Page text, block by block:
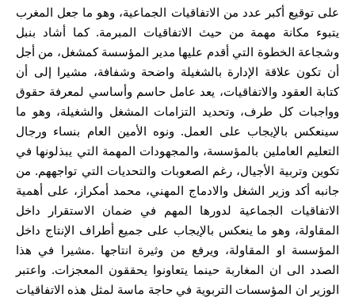
على توقيع أكبر عدد من الاتفاقيات الجماعية، وهو ما جعل المغرب
يتبوء مكانة مهمة من حيث الاتفاقيات المبرمة. كما أشاد بنبل
وشجاعة الخطوة التي أقدم عليها مدير المؤسسة كمشغل، من أجل
أن تكون علاقة الإدارة بالشغيلة واضحة وشفافة، مشيرا إلى أن
كتابة العقود والاتفاقيات، يعد عامل حاسم وأساسي لمعرفة حقوق
وواجبات كل طرف، وتحديد التزامات المشغل والشغيلة، وهو ما
سينعكس بالإيجاب على العمل. ونوه الأمين العام بنساء ورجال
التعليم العاملين بالمؤسسة، والمجهودات المهمة التي يبذلونها في
تكوين وتربية الأجيال، رغم الصعوبات والتحديات التي تواجههم. من
جانبه أكد وزير الشغل والادماج المهني، محمد أمكراز، على أهمية
الاتفاقيات الجماعية لدورها المهم في ضمان الاستقرار داخل
المقاولة، وهو ما ينعكس بالإيجاب على جميع أطراف الإنتاج داخل
المؤسسة او المقاولة، ويرفع من وثيرة انتاجها .مشيرا في هذا
الصدد الى ان المغاربة حينما يتعاونوا يحققون المعجزات. واعتبر
الوزير ان المؤسسات التربوية في حاجة ماسة لمثل هذه الاتفاقيات